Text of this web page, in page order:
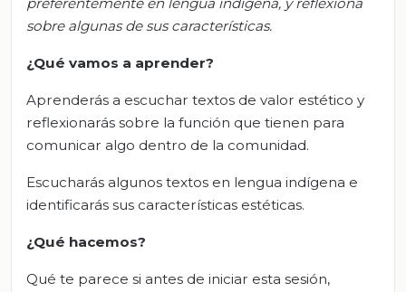
sobre algunas de sus características.
¿Qué vamos a aprender?
Aprenderás a escuchar textos de valor estético y
reflexionarás sobre la función que tienen para
comunicar algo dentro de la comunidad.
Escucharás algunos textos en lengua indígena e
identificarás sus características estéticas.
¿Qué hacemos?
Qué te parece si antes de iniciar esta sesión,